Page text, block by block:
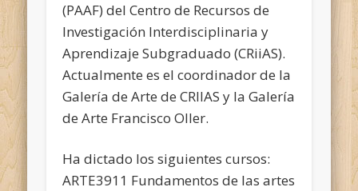
(PAAF) del Centro de Recursos de
Investigación Interdisciplinaria y
Aprendizaje Subgraduado (CRiiAS).
Actualmente es el coordinador de la
Galería de Arte de CRIIAS y la Galería
de Arte Francisco Oller.
Ha dictado los siguientes cursos:
ARTE3911 Fundamentos de las artes